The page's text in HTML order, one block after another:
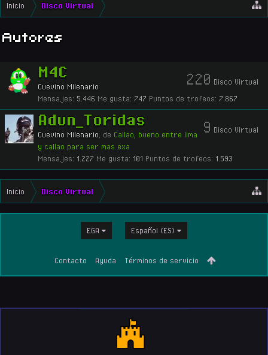
Inicio Disco Virtual
Autores
220 Disco Virtual
M4C
Cuevino Milenario
Mensajes: 5.446 Me gusta: 747 Puntos de trofeos: 7.867
9 Disco Virtual
Adun_Toridas
Cuevino Milenario de Callao, bueno entre lima
y callao para ser mas exa
Mensajes: 1.227 Me gusta: 101 Puntos de trofeos: 1.593
Inicio Disco Virtual
EGA Español (ES)
Contacto Ayuda Términos de servicio